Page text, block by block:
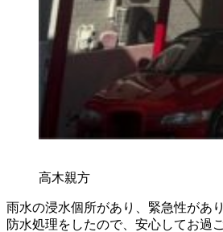
高木親方
雨水の浸水個所があり、緊急性があ
防水処理をしたので、安心してお過